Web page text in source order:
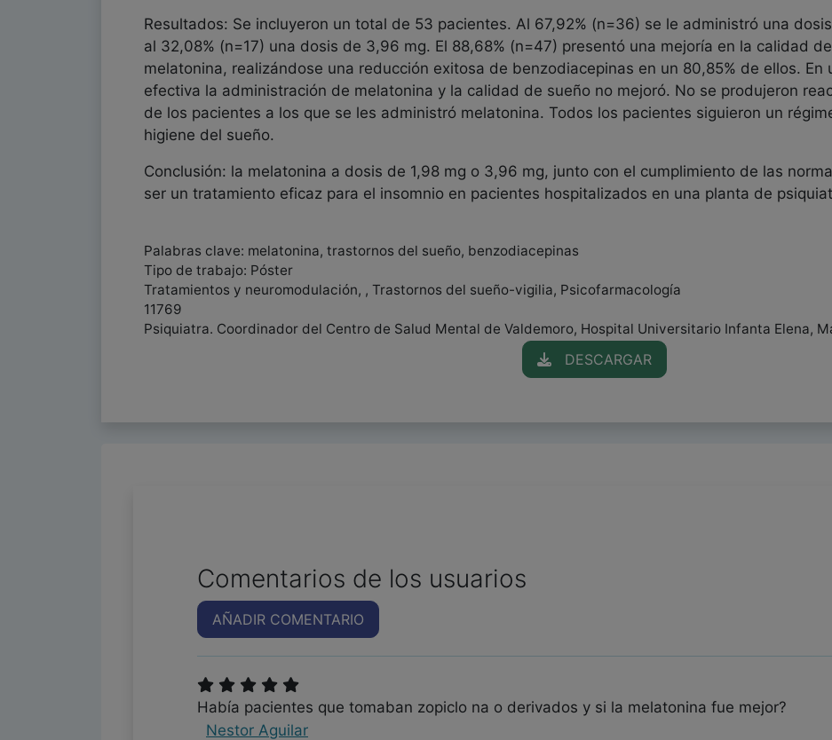
Resultados: Se incluyeron un total de 53 pacientes. Al 67,92% (n=36) se le administró una
al 32,08% (n=17) una dosis de 3,96 mg. El 88,68% (n=47) presentó una mejoría en la calidad
melatonina, realizándose una reducción exitosa de benzodiacepinas en un 80,85% de ellos. En
efectiva la administración de melatonina y la calidad de sueño no mejoró. No se produjeron
de los pacientes a los que se les administró melatonina. Todos los pacientes siguieron un
higiene del sueño.
Conclusión: la melatonina a dosis de 1,98 mg o 3,96 mg, junto con el cumplimiento de las
ser un tratamiento eficaz para el insomnio en pacientes hospitalizados en una planta de
Palabras clave: melatonina, trastornos del sueño, benzodiacepinas
Tipo de trabajo: Póster
Tratamientos y neuromodulación, , Trastornos del sueño-vigilia, Psicofarmacología
11769
Psiquiatra. Coordinador del Centro de Salud Mental de Valdemoro, Hospital Universitario Infanta Elena,
DESCARGAR
Comentarios de los usuarios
AÑADIR COMENTARIO
Había pacientes que tomaban zopiclo na o derivados y si la melatonina fue mejor?
Nestor Aguilar